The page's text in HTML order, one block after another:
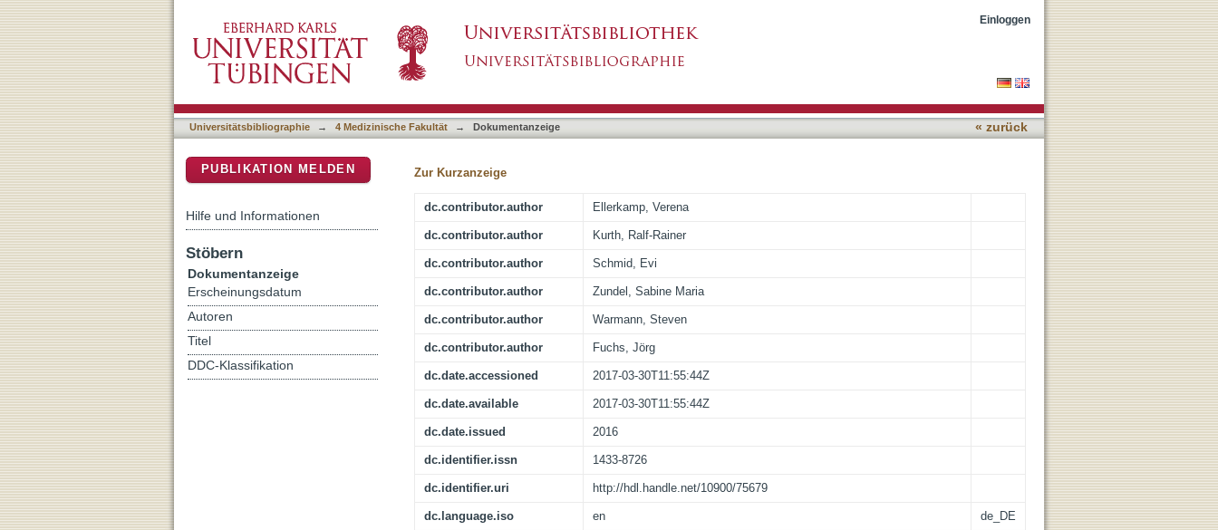
Differences between intrinsic and extrinsic ureteropelvic junction obstruction related to crossing
vessels: histology and functional analyses
Einloggen
Universitätsbibliographie → 4 Medizinische Fakultät → Dokumentanzeige « zurück
Zur Kurzanzeige
dc.contributor.author Ellerkamp, Verena
dc.contributor.author Kurth, Ralf-Rainer
dc.contributor.author Schmid, Evi
dc.contributor.author Zundel, Sabine Maria
dc.contributor.author Warmann, Steven
dc.contributor.author Fuchs, Jörg
dc.date.accessioned 2017-03-30T11:55:44Z
dc.date.available 2017-03-30T11:55:44Z
dc.date.issued 2016
dc.identifier.issn 1433-8726
dc.identifier.uri http://hdl.handle.net/10900/75679
dc.language.iso en de_DE
PUBLIKATION MELDEN
Hilfe und Informationen
Stöbern
Dokumentanzeige
Erscheinungsdatum
Autoren
Titel
DDC-Klassifikation